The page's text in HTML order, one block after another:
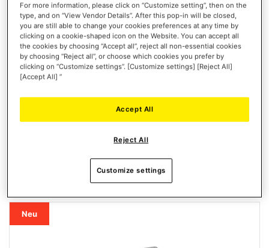
Neu
For more information, please click on “Customize setting”, then on the
type, and on “View Vendor Details”. After this pop-in will be closed,
you are still able to change your cookies preferences at any time by
clicking on a cookie-shaped icon on the Website. You can accept all
the cookies by choosing “Accept all”, reject all non-essential cookies
by choosing “Reject all”, or choose which cookies you prefer by
clicking on “Customize settings”. [Customize settings] [Reject All]
[Accept All] ”
Reject All
Accept All
Customize settings